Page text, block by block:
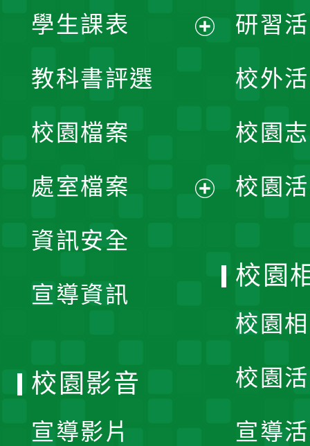
學生課表
單
教科書評選
校園檔案
處室檔案
資訊安全
宣導資訊
研習
校外
校園
校園
校園
校園
校園
宣導
校園影音
宣導影片